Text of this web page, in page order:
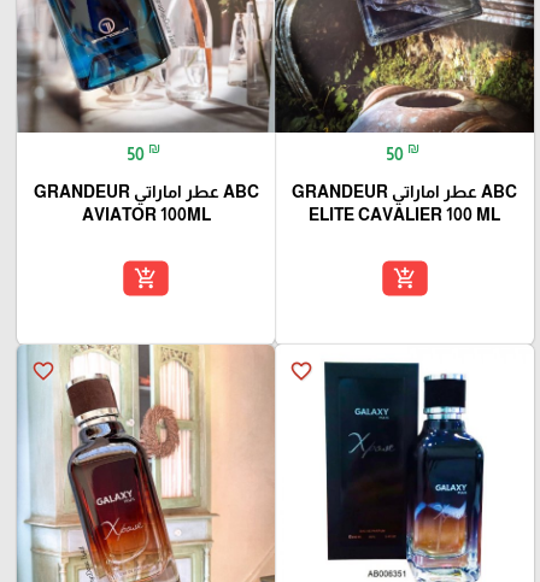
50 ₪
ABC عطر اماراتي GRANDEUR
ELITE CAVALIER 100 ML
add_shopping_cart
50 ₪
ABC عطر اماراتي GRANDEUR
AVIATOR 100ML
add_shopping_cart
favorite_border
favorite_border